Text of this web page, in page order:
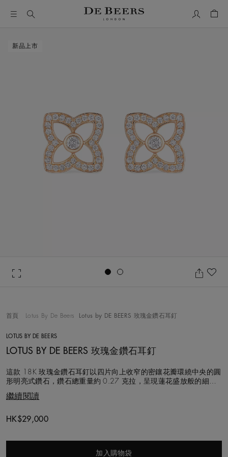
新品上市
首頁 Lotus By De Beers Lotus by DE BEERS 玫瑰金鑽石耳釘
LOTUS BY DE BEERS
LOTUS BY DE BEERS 玫瑰金鑽石耳釘
這款 18K 玫瑰金鑽石耳釘以四片向上收窄的密鑲花瓣環繞中央的圓
形明亮式鑽石，鑽石總重量約 0.27 克拉，呈現蓮花盛放般的細膩
洲的蓮花植物，以鮮明的四瓣蓮花造型象徵沉靜而堅定的清淨力
石皆以
繼續閱讀
Original price
HK$29,000
加入購物袋